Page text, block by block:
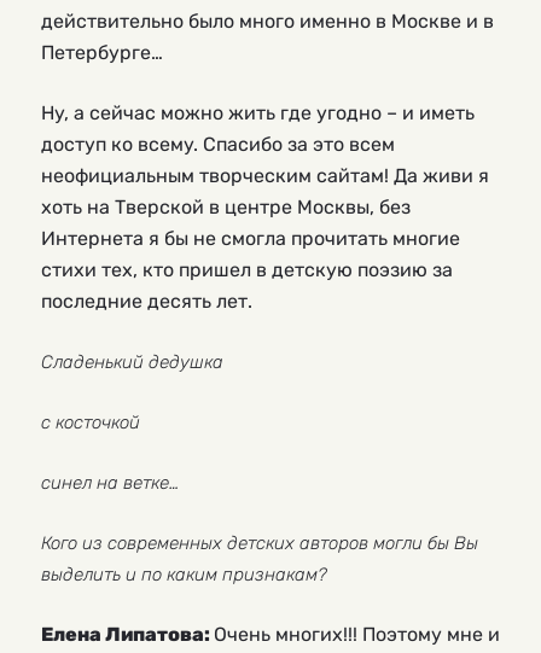
действительно было много именно в Москве и в
Петербурге…
Ну, а сейчас можно жить где угодно – и иметь
доступ ко всему. Спасибо за это всем
неофициальным творческим сайтам! Да живи я
хоть на Тверской в центре Москвы, без
Интернета я бы не смогла прочитать многие
стихи тех, кто пришел в детскую поэзию за
последние десять лет.
Сладенький дедушка
с косточкой
синел на ветке…
Кого из современных детских авторов могли бы Вы
выделить и по каким признакам?
Елена Липатова: Очень многих!!! Поэтому мне и